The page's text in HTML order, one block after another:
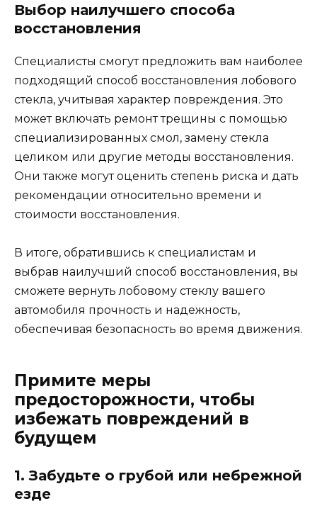
Выбор наилучшего способа
восстановления
Специалисты смогут предложить вам наиболее
подходящий способ восстановления лобового
стекла, учитывая характер повреждения. Это
может включать ремонт трещины с помощью
специализированных смол, замену стекла
целиком или другие методы восстановления.
Они также могут оценить степень риска и дать
рекомендации относительно времени и
стоимости восстановления.
В итоге, обратившись к специалистам и
выбрав наилучший способ восстановления, вы
сможете вернуть лобовому стеклу вашего
автомобиля прочность и надежность,
обеспечивая безопасность во время движения.
Примите меры
предосторожности, чтобы
избежать повреждений в
будущем
1. Забудьте о грубой или небрежной
езде